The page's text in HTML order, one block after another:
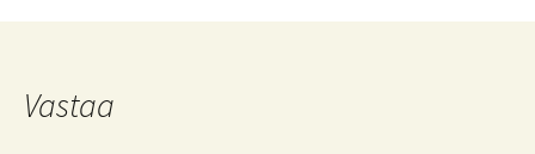
selaus
Vastaa